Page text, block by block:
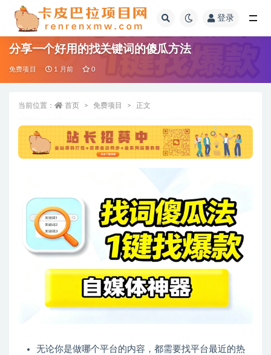
登录
分享一个好用的找关键词的傻瓜方法
免费项目 1 月前 0
当前位置： 首页 免费项目 正文
无论你是做哪个平台的内容，都需要找平台最近的热
全部